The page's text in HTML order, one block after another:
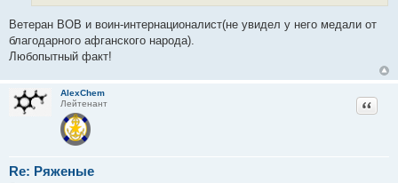
Ветеран ВОВ и воин-интернационалист(не увидел у него медали от
благодарного афганского народа).
Любопытный факт!
AlехChem
Лейтенант
Re: Ряженые